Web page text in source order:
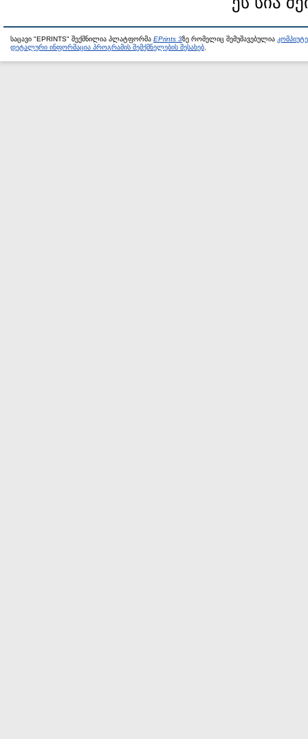
საცავი "EPRINTS" შექმნილია პლატფორმა EPrints 3ზე რომელიც შემუშავებულია
დეტალური ინფორმაცია პროგრამის შემქმნელების შესახებ